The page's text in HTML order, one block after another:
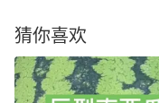
猜你喜欢